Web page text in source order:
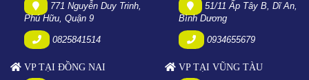
771 Nguyễn Duy Trinh,
Phú Hữu, Quận 9
0825841514
51/11 Ấp Tây B, Dĩ An,
Bình Dương
0934655679
VP TẠI ĐỒNG NAI
VP TẠI VŨNG TÀU